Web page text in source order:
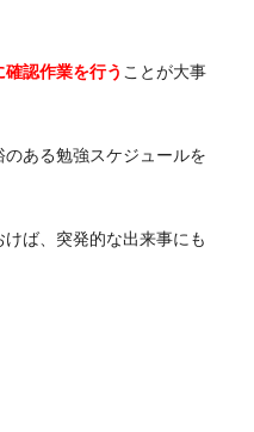
認作業を行う ことが大事
ある勉強スケジュールを
ば、突発的な出来事にも